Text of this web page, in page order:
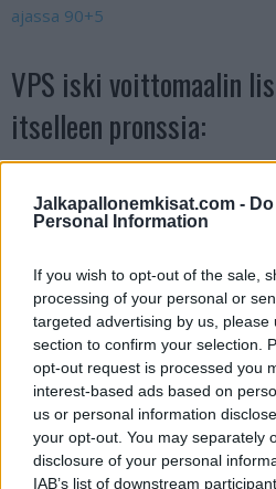
Jalkapallonemkisat.com -
Personal Information
If you wish to opt-out of the sale,
processing of your personal or
targeted advertising by us, please
section to confirm your selection.
opt-out request is processed you
interest-based ads based on
us or personal information
your opt-out. You may separately
disclosure of your personal
IAB’s list of downstream
ajassa 90+5
VPS iski voittomaalin
itselleen pronssia:
VPS voittaa 3–2 ja
mestaruuden kohtalo jää
Mikä syksy!#veikkausliiga
pic.twitter.com/tWSczJ75Tj
— Veikkausliiga